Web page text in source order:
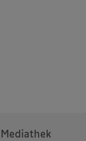
Mediathek